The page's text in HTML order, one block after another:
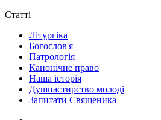
Статті
Літургіка
Богослов'я
Патрологія
Канонічне право
Наша історія
Душпастирство молоді
Запитати Священика